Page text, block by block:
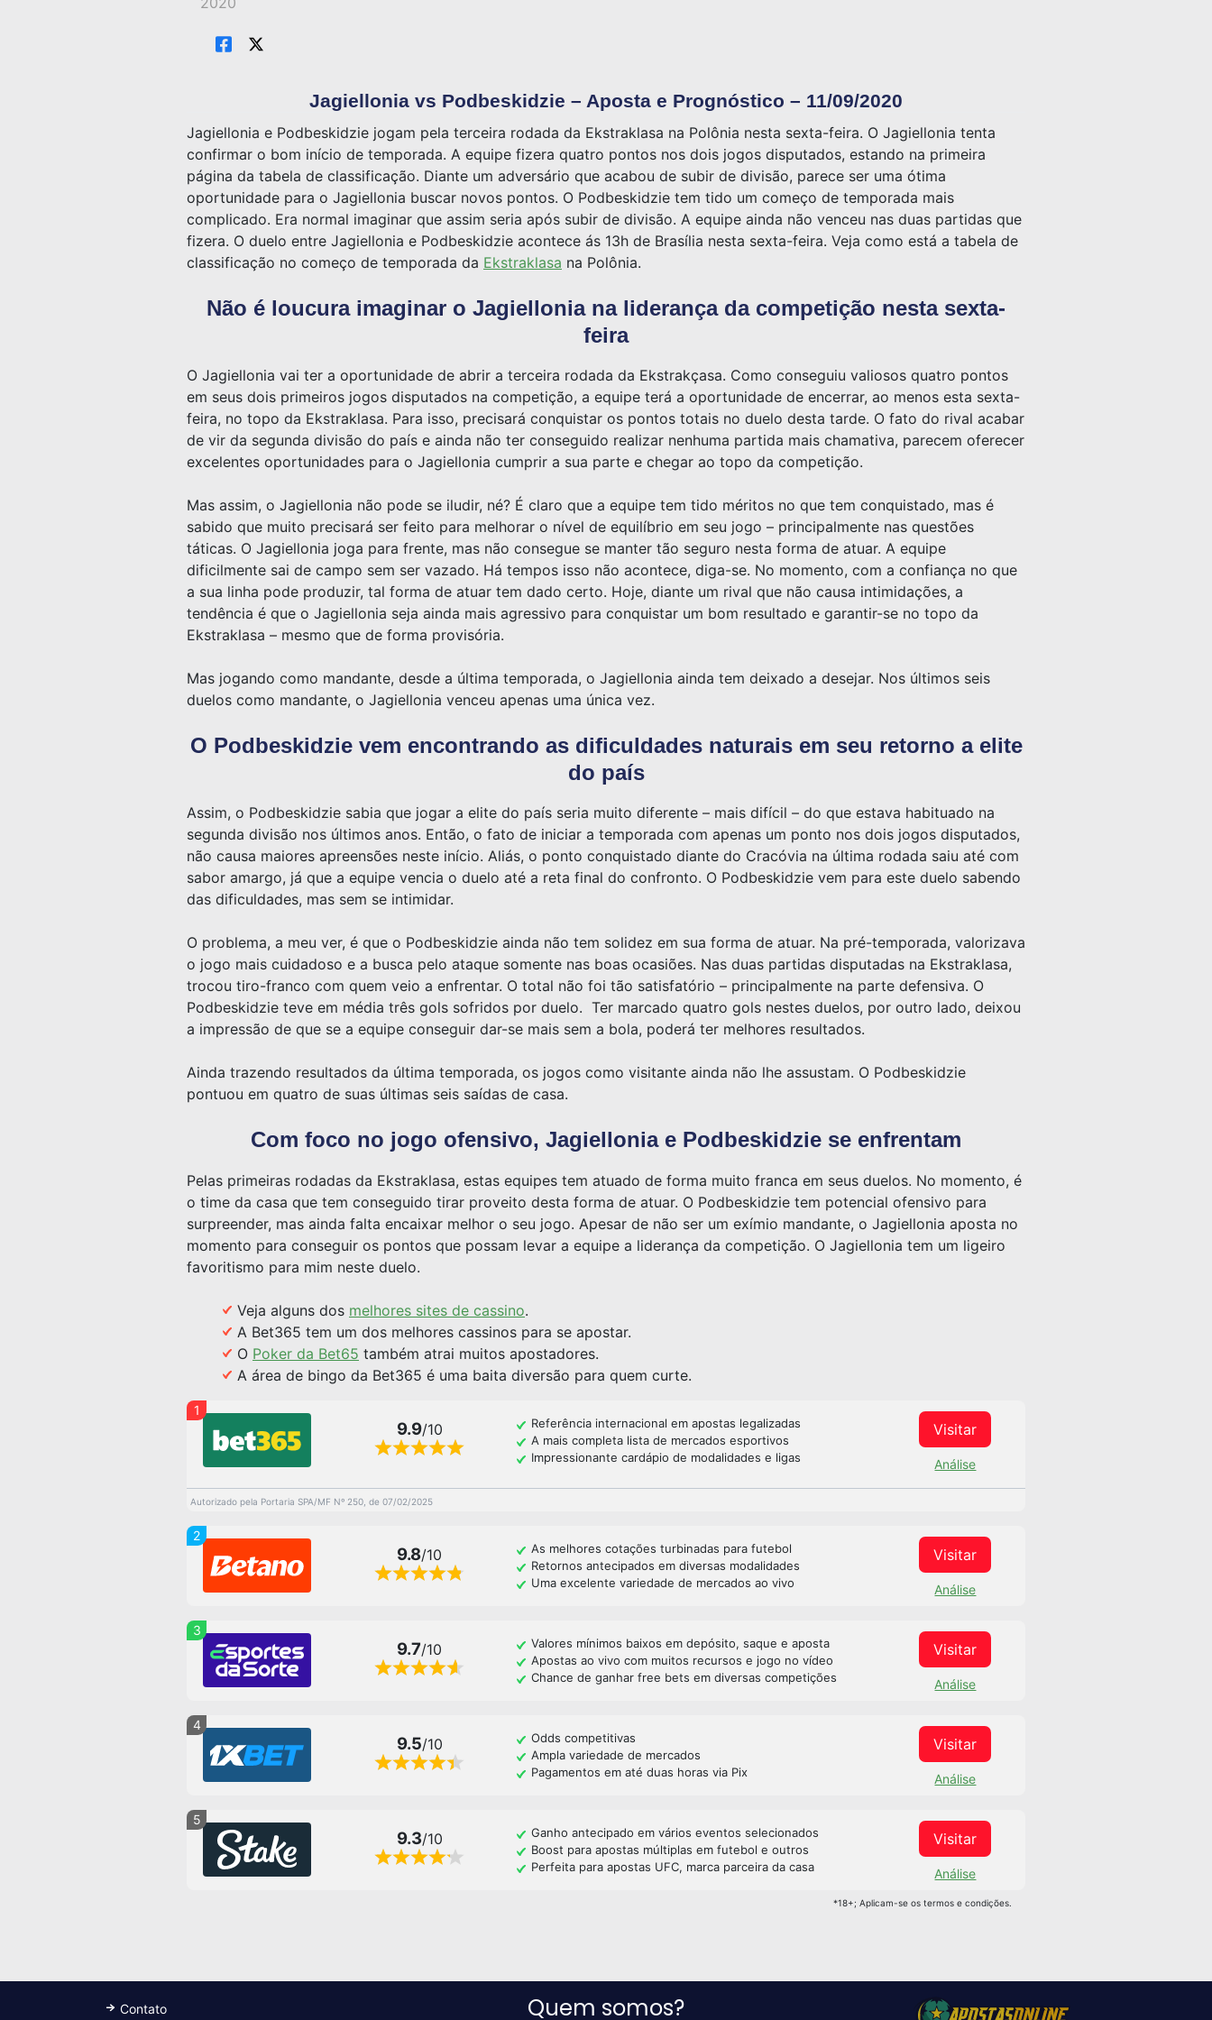
Jagiellonia vs Podbeskidzie – Aposta e Prognóstico – 11/09/2020
Jagiellonia e Podbeskidzie jogam pela terceira rodada da Ekstraklasa na Polônia nesta sexta-feira. O Jagiellonia tenta
confirmar o bom início de temporada. A equipe fizera quatro pontos nos dois jogos disputados, estando na primeira
página da tabela de classificação. Diante um adversário que acabou de subir de divisão, parece ser uma ótima
oportunidade para o Jagiellonia buscar novos pontos. O Podbeskidzie tem tido um começo de temporada mais
complicado. Era normal imaginar que assim seria após subir de divisão. A equipe ainda não venceu nas duas partidas que
fizera. O duelo entre Jagiellonia e Podbeskidzie acontece ás 13h de Brasília nesta sexta-feira. Veja como está a tabela de
classificação no começo de temporada da Ekstraklasa na Polônia.
Não é loucura imaginar o Jagiellonia na liderança da competição nesta sexta-
feira
O Jagiellonia vai ter a oportunidade de abrir a terceira rodada da Ekstrakçasa. Como conseguiu valiosos quatro pontos
em seus dois primeiros jogos disputados na competição, a equipe terá a oportunidade de encerrar, ao menos esta sexta-
feira, no topo da Ekstraklasa. Para isso, precisará conquistar os pontos totais no duelo desta tarde. O fato do rival acabar
de vir da segunda divisão do país e ainda não ter conseguido realizar nenhuma partida mais chamativa, parecem oferecer
excelentes oportunidades para o Jagiellonia cumprir a sua parte e chegar ao topo da competição.
Mas assim, o Jagiellonia não pode se iludir, né? É claro que a equipe tem tido méritos no que tem conquistado, mas é
sabido que muito precisará ser feito para melhorar o nível de equilíbrio em seu jogo – principalmente nas questões
táticas. O Jagiellonia joga para frente, mas não consegue se manter tão seguro nesta forma de atuar. A equipe
dificilmente sai de campo sem ser vazado. Há tempos isso não acontece, diga-se. No momento, com a confiança no que
a sua linha pode produzir, tal forma de atuar tem dado certo. Hoje, diante um rival que não causa intimidações, a
tendência é que o Jagiellonia seja ainda mais agressivo para conquistar um bom resultado e garantir-se no topo da
Ekstraklasa – mesmo que de forma provisória.
Mas jogando como mandante, desde a última temporada, o Jagiellonia ainda tem deixado a desejar. Nos últimos seis
duelos como mandante, o Jagiellonia venceu apenas uma única vez.
O Podbeskidzie vem encontrando as dificuldades naturais em seu retorno a elite
do país
Assim, o Podbeskidzie sabia que jogar a elite do país seria muito diferente – mais difícil – do que estava habituado na
segunda divisão nos últimos anos. Então, o fato de iniciar a temporada com apenas um ponto nos dois jogos disputados,
não causa maiores apreensões neste início. Aliás, o ponto conquistado diante do Cracóvia na última rodada saiu até com
sabor amargo, já que a equipe vencia o duelo até a reta final do confronto. O Podbeskidzie vem para este duelo sabendo
das dificuldades, mas sem se intimidar.
O problema, a meu ver, é que o Podbeskidzie ainda não tem solidez em sua forma de atuar. Na pré-temporada, valorizava
o jogo mais cuidadoso e a busca pelo ataque somente nas boas ocasiões. Nas duas partidas disputadas na Ekstraklasa,
trocou tiro-franco com quem veio a enfrentar. O total não foi tão satisfatório – principalmente na parte defensiva. O
Podbeskidzie teve em média três gols sofridos por duelo. Ter marcado quatro gols nestes duelos, por outro lado, deixou
a impressão de que se a equipe conseguir dar-se mais sem a bola, poderá ter melhores resultados.
Ainda trazendo resultados da última temporada, os jogos como visitante ainda não lhe assustam. O Podbeskidzie
pontuou em quatro de suas últimas seis saídas de casa.
Com foco no jogo ofensivo, Jagiellonia e Podbeskidzie se enfrentam
Pelas primeiras rodadas da Ekstraklasa, estas equipes tem atuado de forma muito franca em seus duelos. No momento, é
o time da casa que tem conseguido tirar proveito desta forma de atuar. O Podbeskidzie tem potencial ofensivo para
surpreender, mas ainda falta encaixar melhor o seu jogo. Apesar de não ser um exímio mandante, o Jagiellonia aposta no
momento para conseguir os pontos que possam levar a equipe a liderança da competição. O Jagiellonia tem um ligeiro
favoritismo para mim neste duelo.
Veja alguns dos melhores sites de cassino.
A Bet365 tem um dos melhores cassinos para se apostar.
O Poker da Bet65 também atrai muitos apostadores.
A área de bingo da Bet365 é uma baita diversão para quem curte.
1
9.9/10
Referência internacional em apostas legalizadas
A mais completa lista de mercados esportivos
Impressionante cardápio de modalidades e ligas
Visitar
Análise
Autorizado pela Portaria SPA/MF Nº 250, de 07/02/2025
2
9.8/10
As melhores cotações turbinadas para futebol
Retornos antecipados em diversas modalidades
Uma excelente variedade de mercados ao vivo
Visitar
Análise
3
9.7/10
Valores mínimos baixos em depósito, saque e aposta
Apostas ao vivo com muitos recursos e jogo no vídeo
Chance de ganhar free bets em diversas competições
Visitar
Análise
4
9.5/10
Odds competitivas
Ampla variedade de mercados
Pagamentos em até duas horas via Pix
Visitar
Análise
5
9.3/10
Ganho antecipado em vários eventos selecionados
Boost para apostas múltiplas em futebol e outros
Perfeita para apostas UFC, marca parceira da casa
Visitar
Análise
*18+; Aplicam-se os termos e condições.
Contato Quem somos?